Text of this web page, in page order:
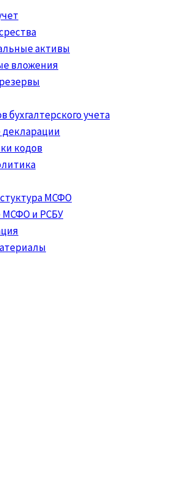
активы
вложения
бухгалтерского учета
кодов
МСФО
МСФО и РСБУ